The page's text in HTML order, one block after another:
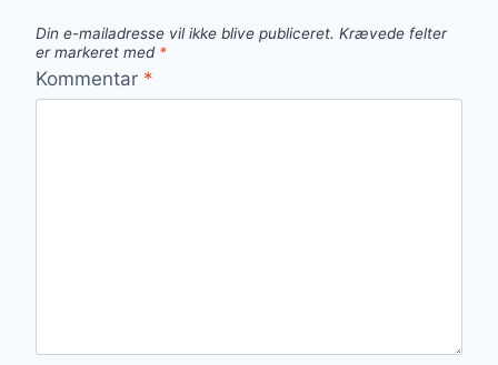
Din e-mailadresse vil ikke blive publiceret. Krævede felter
er markeret med *
Kommentar *